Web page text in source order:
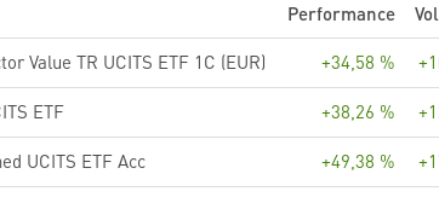
Performance
Value TR UCITS ETF 1C (EUR) +34,58 %
ETF +38,26 %
UCITS ETF Acc +49,38 %